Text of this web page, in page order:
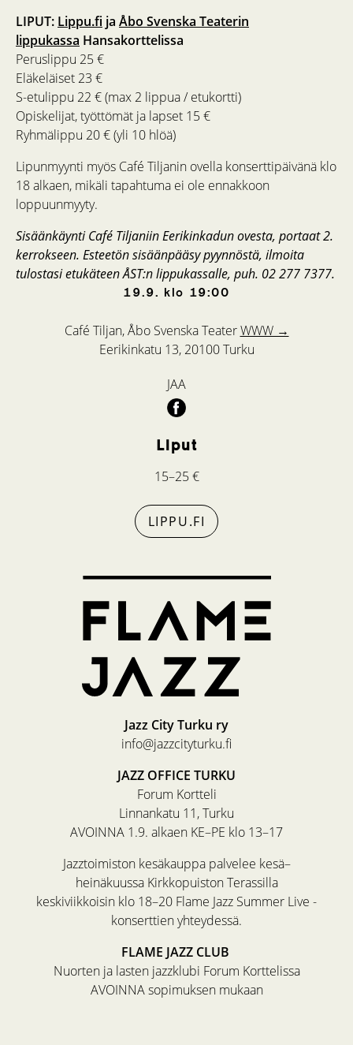
19.9. klo 19:00
Café Tiljan, Åbo Svenska TeaterWWW →
Eerikinkatu 13, 20100 Turku
JAA
Liput
15–25 €
LIPPU.FI
LIPUT: Lippu.fi ja Åbo Svenska Teaterin
lippukassa Hansakorttelissa
Peruslippu 25 €
Eläkeläiset 23 €
S-etulippu 22 € (max 2 lippua / etukortti)
Opiskelijat, työttömät ja lapset 15 €
Ryhmälippu 20 € (yli 10 hlöä)
Lipunmyynti myös Café Tiljanin ovella konserttipäivänä klo
18 alkaen, mikäli tapahtuma ei ole ennakkoon
loppuunmyyty.
Sisäänkäynti Café Tiljaniin Eerikinkadun ovesta, portaat 2.
kerrokseen. Esteetön sisäänpääsy pyynnöstä, ilmoita
tulostasi etukäteen ÅST:n lippukassalle, puh. 02 277 7377.
Jazz City Turku ry
info@jazzcityturku.fi
JAZZ OFFICE TURKU
Forum Kortteli
Linnankatu 11, Turku
AVOINNA 1.9. alkaen KE–PE klo 13–17
Jazztoimiston kesäkauppa palvelee kesä–
heinäkuussa Kirkkopuiston Terassilla
keskiviikkoisin klo 18–20 Flame Jazz Summer Live -
konserttien yhteydessä.
FLAME JAZZ CLUB
Nuorten ja lasten jazzklubi Forum Korttelissa
AVOINNA sopimuksen mukaan